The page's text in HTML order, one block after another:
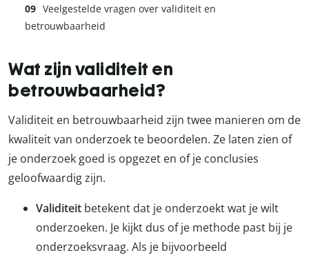
Veelgestelde vragen over validiteit en
betrouwbaarheid
Wat zijn validiteit en
betrouwbaarheid?
Validiteit en betrouwbaarheid zijn twee manieren om de
kwaliteit van onderzoek te beoordelen. Ze laten zien of
je onderzoek goed is opgezet en of je conclusies
geloofwaardig zijn.
Validiteit betekent dat je onderzoekt wat je wilt
onderzoeken. Je kijkt dus of je methode past bij je
onderzoeksvraag. Als je bijvoorbeeld